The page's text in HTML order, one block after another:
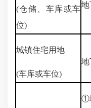
(仓储、车库或车
位)
地
城镇住宅用地
(车库或车位)
地
①